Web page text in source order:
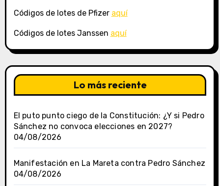
Códigos de lotes de Pfizer aquí
Códigos de lotes Janssen aquí
Lo más reciente
El puto punto ciego de la Constitución: ¿Y si Pedro
Sánchez no convoca elecciones en 2027?
04/08/2026
Manifestación en La Mareta contra Pedro Sánchez
04/08/2026